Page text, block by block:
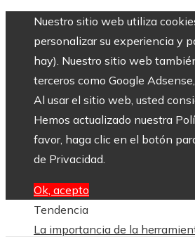
Nuestro sitio web utiliza
personalizar su experiencia y
hay). Nuestro sitio web
terceros como Google
Al usar el sitio web, usted
Hemos actualizado nuestra
favor, haga clic en el botón
de Privacidad.
Ok, acepto
Tendencia
La importancia de la